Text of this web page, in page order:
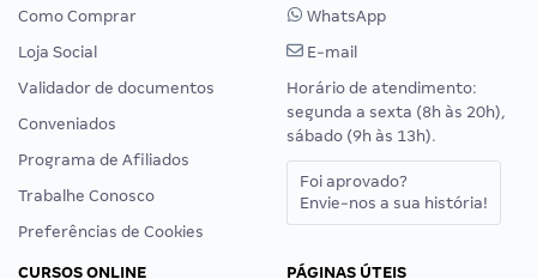
Como Comprar
Loja Social
Validador de documentos
Conveniados
Programa de Afiliados
Trabalhe Conosco
Preferências de Cookies
WhatsApp
E-mail
Horário de atendimento:
segunda a sexta (8h às 20h),
sábado (9h às 13h).
Foi aprovado?
Envie-nos a sua história!
CURSOS ONLINE
PÁGINAS ÚTEIS